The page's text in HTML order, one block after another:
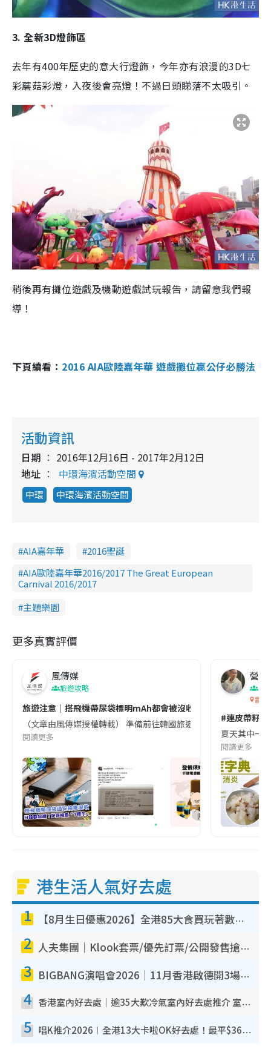
3. 全新3D燈飾區
去年有400年歷史的意大行燈飾，今年亦有浪漫的3D七
彩蘑菇彩燈，入夜後會亮燈！不過日頭睇落不太吸引。
稍後再有攤位遊戲及機動遊戲試玩報告，請留意我們報
導！
下頁續看： 2016 AIA歐陸嘉年華 遊戲攤位贏公仔必勝法
活動資訊
日期
2016年12月16日 - 2017年2月12日
地址
中環海濱活動空間
中環 中環海濱活動空間
AIA嘉年華
2016聖誕
AIA歐陸嘉年華2016/2017 The Great European
Carnival 2016/2017
主題樂園
更多真實評價
風傳媒
旅遊攻略
旅遊注意｜搭飛機帶尿袋標明mAh都會被沒收😱出發前切記檢查
（文章由風傳媒授權轉載） 準備前往韓國旅遊的民眾，近期要
閱讀更多
營養
香港
#連皮帶籽
夏天其中一
閱讀更多
港生活人氣好去處
1 【8月生日優惠2026】全港85大食買玩著數攻略 自助餐/火鍋放題同行免費＋誠品/DONKI送現金券
2 人夫集團｜Klook套票/優先訂票/公開發售搶飛攻略！附票價.購票連結.場地座位表
3 BIGBANG演唱會2026｜11月香港啟德開3場！實名制VIP申請、優先購票攻略
4 香港室內好去處｜逾35大歎冷氣室內好去處推介 室內活動免費避雨無懼落雨
5 唱K推介2026︱全港13大卡啦OK好去處！最平$36起 日文K都有！(附地址+收費詳情)